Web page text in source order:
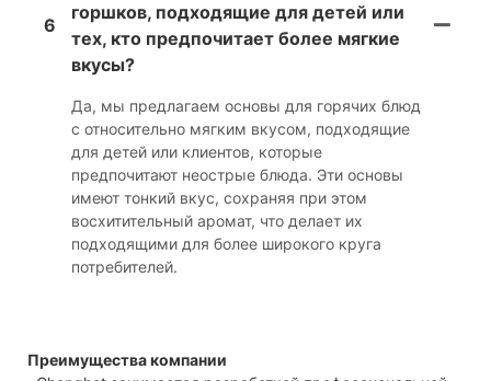
6
горшков, подходящие для детей или
тех, кто предпочитает более мягкие
вкусы?
Да, мы предлагаем основы для горячих блюд
с относительно мягким вкусом, подходящие
для детей или клиентов, которые
предпочитают неострые блюда. Эти основы
имеют тонкий вкус, сохраняя при этом
восхитительный аромат, что делает их
подходящими для более широкого круга
потребителей.
Преимущества компании